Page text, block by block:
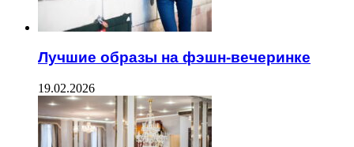
Лучшие образы на фэшн-вечеринке
19.02.2026